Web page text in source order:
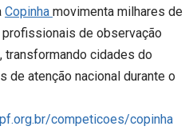
Copinha movimenta milhares de
de observação
cidades do
de atenção nacional durante o
competicoes/copinha